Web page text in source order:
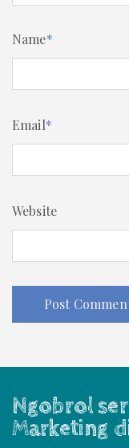
Name*
Email*
Website
Ngobrol
Marketing